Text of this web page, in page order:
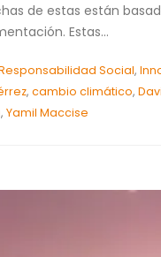
de estas están
Estas...
Social,
, cambio climático,
, Yamil Maccise